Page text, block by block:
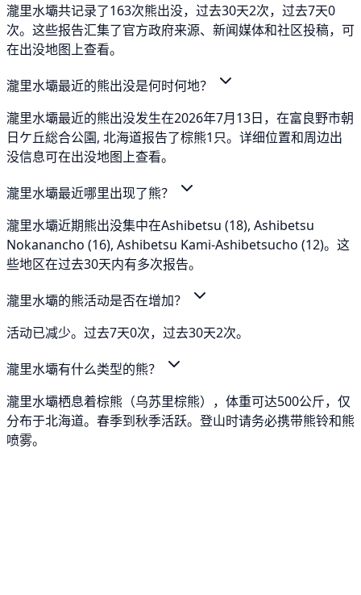
瀧里水壩共记录了163次熊出没，过去30天2次，过去7天0
次。这些报告汇集了官方政府来源、新闻媒体和社区投稿，可
在出没地图上查看。
瀧里水壩最近的熊出没是何时何地？
瀧里水壩最近的熊出没发生在2026年7月13日，在富良野市朝
日ケ丘総合公園, 北海道报告了棕熊1只。详细位置和周边出
没信息可在出没地图上查看。
瀧里水壩最近哪里出现了熊？
瀧里水壩近期熊出没集中在Ashibetsu (18), Ashibetsu
Nokanancho (16), Ashibetsu Kami-Ashibetsucho (12)。这
些地区在过去30天内有多次报告。
瀧里水壩的熊活动是否在增加？
活动已减少。过去7天0次，过去30天2次。
瀧里水壩有什么类型的熊？
瀧里水壩栖息着棕熊（乌苏里棕熊），体重可达500公斤，仅
分布于北海道。春季到秋季活跃。登山时请务必携带熊铃和熊
喷雾。